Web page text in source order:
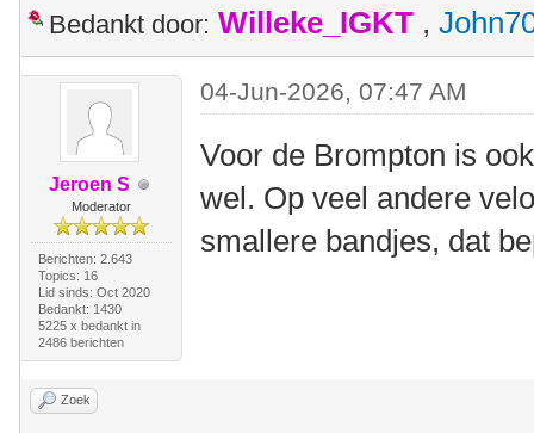
Bedankt door: Willeke_IGKT ,
Jeroen S
Moderator
Berichten: 2.643
Topics: 16
Lid sinds: Oct 2020
Bedankt: 1430
5225 x bedankt in
2486 berichten
04-Jun-2026, 07:47 AM
Voor de Brompton is
wel. Op veel andere
smallere bandjes, dat
Zoek